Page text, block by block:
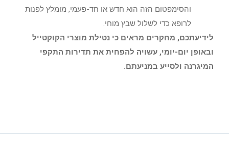
והסימפטום הזה הוא חדש או חד-פעמי, מומלץ לפנות
לרופא כדי לשלול שבץ מוחי.
לידיעתכם, מחקרים מראים כי נטילת מוצרי הקוקטייל
ובאופן יום-יומי, עשויה להפחית את תדירות התקפי
המיגרנה ולסייע במניעתם.